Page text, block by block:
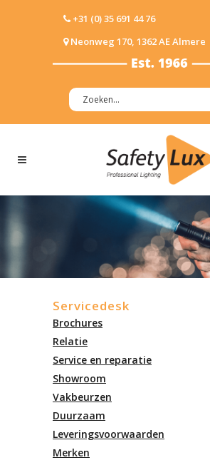
+31 (0) 35 691 44 76
Neonweg 170, 1362 AE Almere
Servicedesk
Brochures
Relatie
Service en reparatie
Showroom
Vakbeurzen
Duurzaam
Leveringsvoorwaarden
Merken